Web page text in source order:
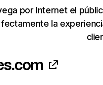
por Internet el
la